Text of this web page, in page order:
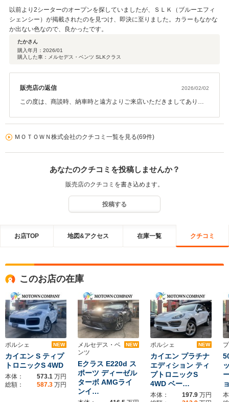
以前より2シーターのオープンを探していましたが、ＳＬＫ（ブルーエフィ
シェンシー）が掲載されたのを見つけ、即決に至りました。カラーもなかな
か出ない色なので、良かったです。
たかさん
購入年月： 2026/01
購入した車：メルセデス・ベンツ SLKクラス
販売店の返信 2026/02/02
この度は、商談時、納車時と遠方よりご来店いただきましてありが
かと思いますが、今後もしっかりとサポートさせていただきますの
ＭＯＴＯＷＮ株式会社のクチコミ一覧を見る(69件)
あなたのクチコミを投稿しませんか？
販売店のクチコミを書き込めます。
投稿する
お店TOP 地図&アクセス 在庫一覧 クチコミ
このお店の在庫
ポルシェ NEW
カイエン S ティプ
トロニックS 4WD
本体： 573.1 万円
総額：
587.3 万円
メルセデス・ベ
ンツ
NEW
Eクラス E220d ス
ポーツ ディーゼル
ターボ AMGライ
ンイ…
ポルシェ NEW
カイエン プラチナ
エディション ティ
プトロニックS
4WD ベー…
本体： 197.9 万円